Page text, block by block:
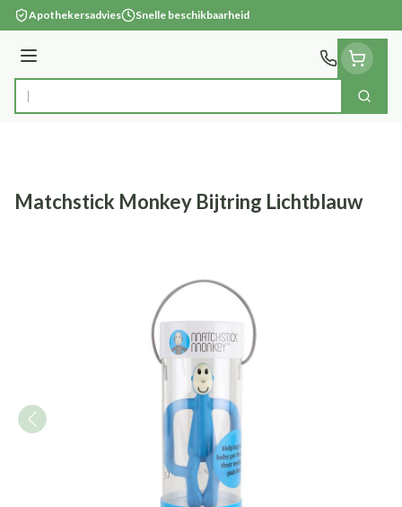
Ga naar de inhoud
Apothekersadvies Snelle beschikbaarheid
Menu
Product, merk, categorie... Zoek
Matchstick Monkey Bijtring Lichtblauw